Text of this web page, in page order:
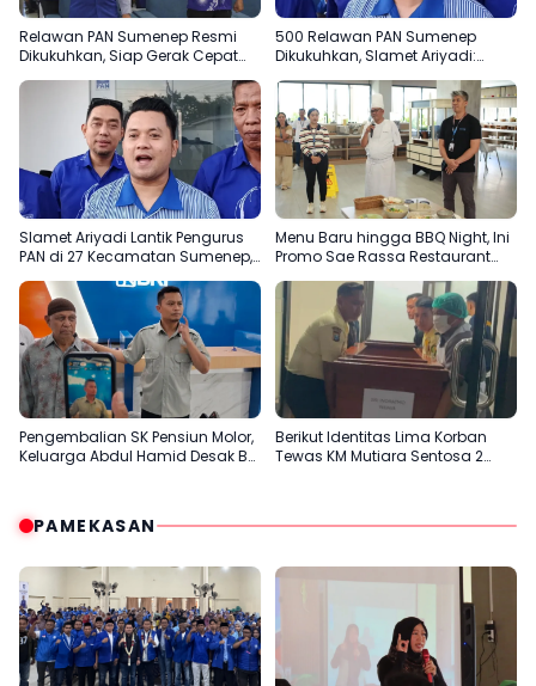
Relawan PAN Sumenep Resmi
Dikukuhkan, Siap Gerak Cepat
500 Relawan PAN Sumenep
Dikukuhkan, Slamet Ariyadi:
Slamet Ariyadi Lantik Pengurus
PAN di 27 Kecamatan Sumenep,
Menu Baru hingga BBQ Night, Ini
Promo Sae Rassa Restaurant
Pengembalian SK Pensiun Molor,
Keluarga Abdul Hamid Desak BRI
Berikut Identitas Lima Korban
Tewas KM Mutiara Sentosa 2
PAMEKASAN